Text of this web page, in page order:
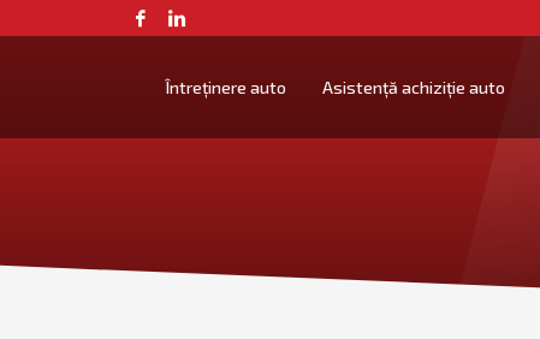
Întreținere auto Asistență achiziție auto